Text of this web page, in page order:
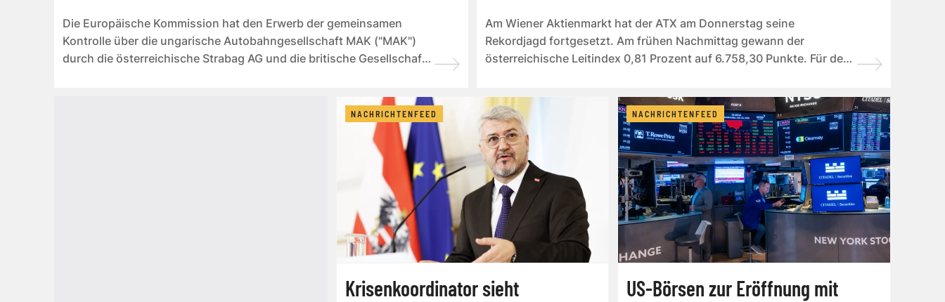
Die Europäische Kommission hat den Erwerb der gemeinsamen
Kontrolle über die ungarische Autobahngesellschaft MAK ("MAK")
durch die österreichische Strabag AG und die britische Gesellschaft
Am Wiener Aktienmarkt hat der ATX am Donnerstag seine
Rekordjagd fortgesetzt. Am frühen Nachmittag gewann der
österreichische Leitindex 0,81 Prozent auf 6.758,30 Punkte. Für den
NACHRICHTENFEED
Krisenkoordinator sieht
NACHRICHTENFEED
US-Börsen zur Eröffnung mit